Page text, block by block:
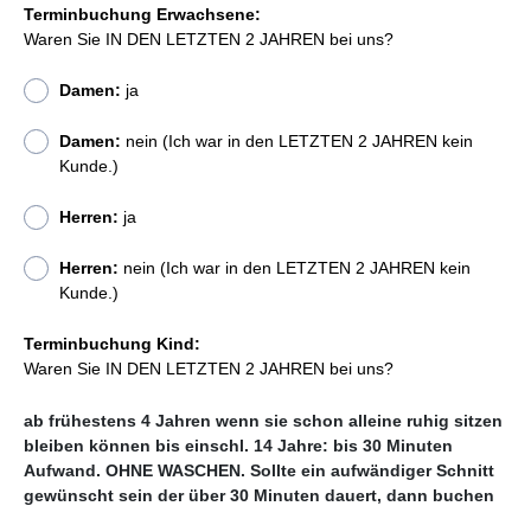
Terminbuchung Erwachsene:
Waren Sie IN DEN LETZTEN 2 JAHREN bei uns?
Damen: ja
Damen: nein (Ich war in den LETZTEN 2 JAHREN kein
Kunde.)
Herren: ja
Herren: nein (Ich war in den LETZTEN 2 JAHREN kein
Kunde.)
Terminbuchung Kind:
Waren Sie IN DEN LETZTEN 2 JAHREN bei uns?
ab frühestens 4 Jahren wenn sie schon alleine ruhig sitzen
bleiben können bis einschl. 14 Jahre: bis 30 Minuten
Aufwand. OHNE WASCHEN. Sollte ein aufwändiger Schnitt
gewünscht sein der über 30 Minuten dauert, dann buchen